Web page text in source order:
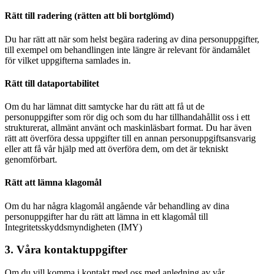
Rätt till radering (rätten att bli bortglömd)
Du har rätt att när som helst begära radering av dina personuppgifter,
till exempel om behandlingen inte längre är relevant för ändamålet
för vilket uppgifterna samlades in.
Rätt till dataportabilitet
Om du har lämnat ditt samtycke har du rätt att få ut de
personuppgifter som rör dig och som du har tillhandahållit oss i ett
strukturerat, allmänt använt och maskinläsbart format. Du har även
rätt att överföra dessa uppgifter till en annan personuppgiftsansvarig
eller att få vår hjälp med att överföra dem, om det är tekniskt
genomförbart.
Rätt att lämna klagomål
Om du har några klagomål angående vår behandling av dina
personuppgifter har du rätt att lämna in ett klagomål till
Integritetsskyddsmyndigheten (IMY)
3. Våra kontaktuppgifter